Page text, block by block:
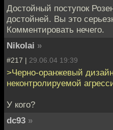
Достойный поступок
достойней. Вы это
Комментировать нечего.
Nikolai »
#217 | 29.06.04 19:39
>Черно-оранжевый
неконтролируемой
У кого?
dc93 »